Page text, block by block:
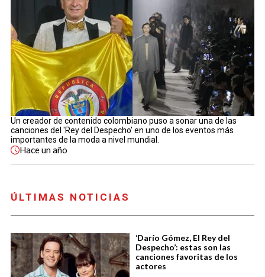
Un creador de contenido colombiano puso a sonar una de las
canciones del 'Rey del Despecho' en uno de los eventos más
importantes de la moda a nivel mundial.
Haceun año
ÚLTIMAS NOTICIAS
‘Darío Gómez, El Rey del
Despecho’: estas son las
canciones favoritas de los
actores